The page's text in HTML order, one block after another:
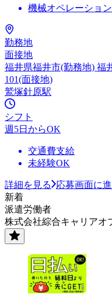
機械オペレーション
勤務地
面接地
福井県福井市(勤務地) 福
101(面接地)
鷲塚針原駅
シフト
週5日からOK
交通費支給
未経験OK
詳細を見る
応募画面に
新着
派遣労働者
株式会社綜合キャリアオ